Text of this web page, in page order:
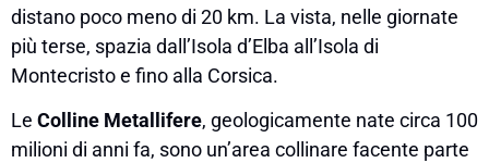
distano poco meno di 20 km. La vista, nelle giornate
più terse, spazia dall’Isola d’Elba all’Isola di
Montecristo e fino alla Corsica.
Le Colline Metallifere, geologicamente nate circa 100
milioni di anni fa, sono un’area collinare facente parte